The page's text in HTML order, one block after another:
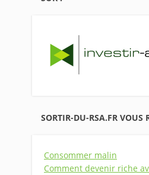
SORTIR-DU-RSA.FR VOUS
Consommer malin
Comment devenir riche